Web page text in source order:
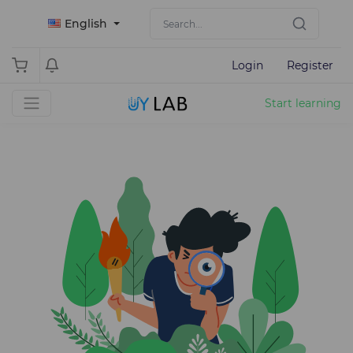
English
Login Register
Start learning